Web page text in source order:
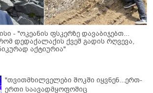
- "ოკეანის ფსკერზე დავაბიჯებთ...
დედაქალაქის ქვეშ გადის რღვევა,
აქტიურია"
"თვითმხილველები შოკში იყვნენ...ერთ-
ერთი საავადმყოფოშიც